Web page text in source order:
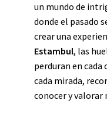
un mundo de
donde el pasado
crear una
Estambul, las
perduran en cada
cada mirada,
conocer y valorar